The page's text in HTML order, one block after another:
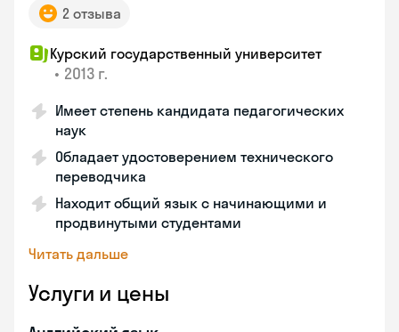
2 отзыва
Курский государственный университет
• 2013 г.
Имеет степень кандидата педагогических
наук
Обладает удостоверением технического
переводчика
Находит общий язык с начинающими и
продвинутыми студентами
Читать дальше
Услуги и цены